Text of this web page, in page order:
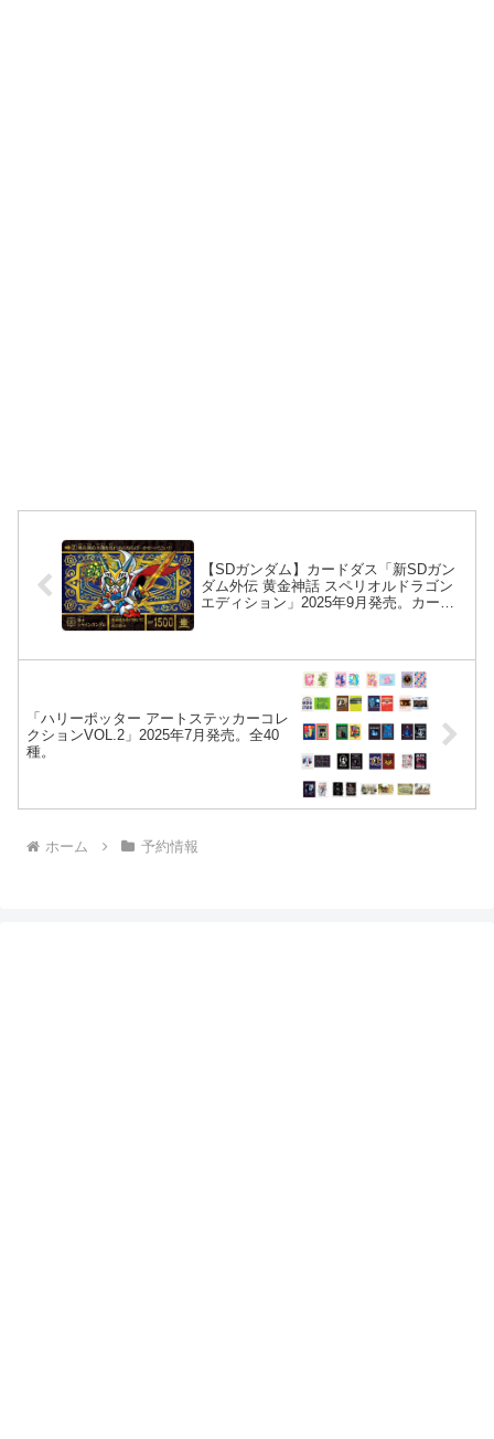
【SDガンダム】カードダス「新SDガン
ダム外伝 黄金神話 スペリオルドラゴン
エディション」2025年9月発売。カード
「ハリーポッター アートステッカーコレ
クションVOL.2」2025年7月発売。全40
種。
ホーム 予約情報